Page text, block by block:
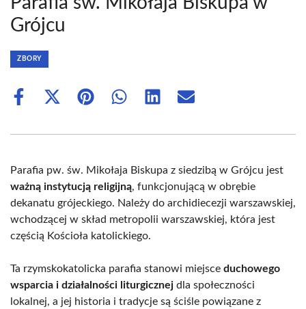
Grójcu
ZBORY
Share
Share
(Twitter)
Share Share Share Share
Parafia pw. św. Mikołaja Biskupa z siedzibą w Grójcu jest
ważną instytucją religijną, funkcjonującą w obrębie
dekanatu grójeckiego. Należy do archidiecezji warszawskiej,
wchodzącej w skład metropolii warszawskiej, która jest
częścią Kościoła katolickiego.
Ta rzymskokatolicka parafia stanowi miejsce duchowego
wsparcia i działalności liturgicznej dla społeczności
lokalnej, a jej historia i tradycje są ściśle powiązane z